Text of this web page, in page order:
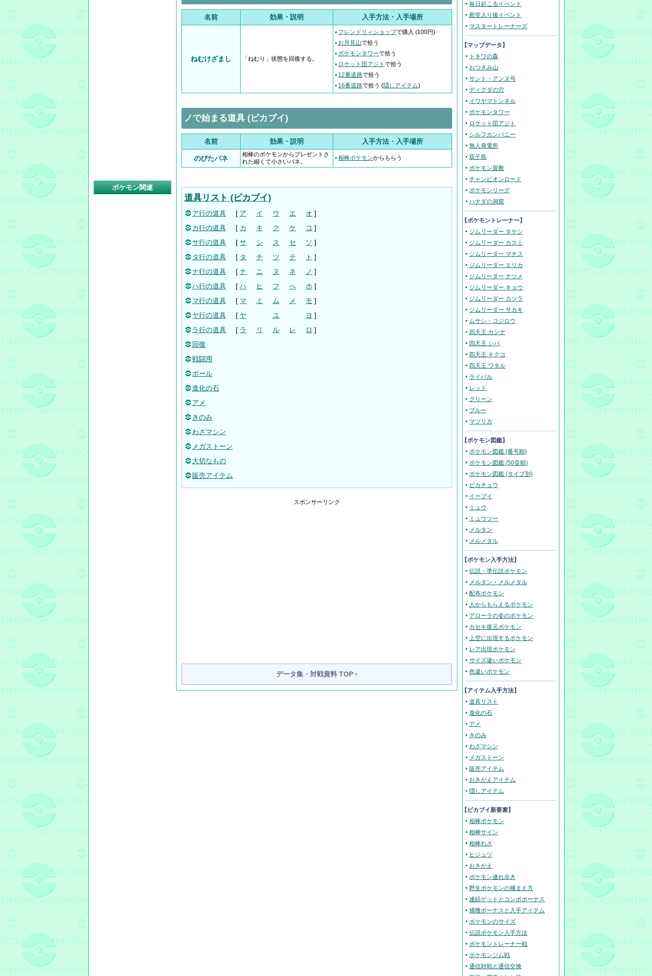
名前 効果・説明 入手方法・入手場所
ねむけざまし 「ねむり」状態を回復する。
フレンドリィショップで購入 (100円)
お月見山で拾う
ポケモンタワーで拾う
ロケット団アジト で拾う
12番道路で拾う
16番道路で拾う (隠しアイテム)
ノで始まる道具 (ピカブイ)
名前 効果・説明 入手方法・入手場所
のびたバネ
相棒のポケモンからプレゼントさ
れた細くて小さいバネ。
相棒ポケモンからもらう
道具リスト (ピカブイ)
ア行の道具 [ ア イ ウ エ オ ]
カ行の道具
[ カ キ ク ケ コ ]
サ行の道具
[ サ シ ス セ ソ ]
タ行の道具
[ タ チ ツ テ ト ]
ナ行の道具
[ ナ ニ ヌ ネ ノ ]
ハ行の道具
[ ハ ヒ フ へ ホ ]
マ行の道具
[ マ ミ ム メ モ ]
ヤ行の道具
[ ヤ ユ ヨ ]
ラ行の道具
[ ラ リ ル レ ロ ]
回復
戦闘用
ボール
進化の石
アメ
きのみ
わざマシン
メガストーン
大切なもの
販売アイテム
スポンサーリンク
データ集・対戦資料 TOP ›
毎日起こるイベント
殿堂入り後イベント
マスタートレーナーズ
【マップデータ】
トキワの森
おつきみ山
サント・アンヌ号
ディグダの穴
イワヤマトンネル
ポケモンタワー
ロケット団アジト
シルフカンパニー
無人発電所
双子島
ポケモン屋敷
チャンピオンロード
ポケモンリーグ
ハナダの洞窟
【ポケモントレーナー】
ジムリーダー タケシ
ジムリーダー カスミ
ジムリーダー マチス
ジムリーダー エリカ
ジムリーダー ナツメ
ジムリーダー キョウ
ジムリーダー カツラ
ジムリーダー サカキ
ムサシ・コジロウ
四天王 カンナ
四天王 シバ
四天王 キクコ
四天王 ワタル
ライバル
レッド
グリーン
ブルー
マツリカ
【ポケモン図鑑】
ポケモン図鑑 (番号順)
ポケモン図鑑 (50音順)
ポケモン図鑑 (タイプ別)
ピカチュウ
イーブイ
ミュウ
ミュウツー
メルタン
メルメタル
【ポケモン入手方法】
伝説・準伝説ポケモン
メルタン・メルメタル
配布ポケモン
人からもらえるポケモン
アローラの姿のポケモン
カセキ復元ポケモン
上空に出現するポケモン
レア出現ポケモン
サイズ違いポケモン
色違いポケモン
【アイテム入手方法】
道具リスト
進化の石
アメ
きのみ
わざマシン
メガストーン
販売アイテム
おきがえアイテム
隠しアイテム
【ピカブイ新要素】
相棒ポケモン
相棒サイン
相棒わざ
ヒジュツ
おきがえ
ポケモン連れ歩き
野生ポケモンの捕まえ方
連続ゲットとコンボボーナス
捕獲ボーナスと入手アイテム
ポケモンのサイズ
伝説ポケモン入手方法
ポケモントレーナー戦
ポケモンジム戦
通信対戦と通信交換
ポケモン関連